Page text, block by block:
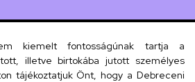
alt.unideb.hu
kiemelt fontosságúnak tartja a
illetve birtokába jutott személyes
tájékoztatjuk Önt, hogy a Debreceni